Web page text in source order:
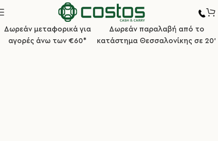
Δωρεάν μεταφορικά για
αγορές άνω των €60*
Δωρεάν παραλαβή από το
κατάστημα Θεσσαλονίκης σε 20'